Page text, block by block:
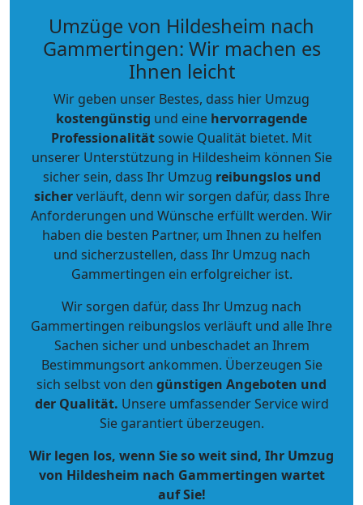
Umzüge von Hildesheim nach
Gammertingen: Wir machen es
Ihnen leicht
Wir geben unser Bestes, dass hier Umzug
kostengünstig und eine hervorragende
Professionalitätsowie Qualität bietet. Mit
unserer Unterstützung in Hildesheim können Sie
sicher sein, dass Ihr Umzug reibungslos und
sicherverläuft, denn wir sorgen dafür, dass Ihre
Anforderungen und Wünsche erfüllt werden. Wir
haben die besten Partner, um Ihnen zu helfen
und sicherzustellen, dass Ihr Umzug nach
Gammertingen ein erfolgreicher ist.
Wir sorgen dafür, dass Ihr Umzug nach
Gammertingen reibungslos verläuft und alle Ihre
Sachen sicher und unbeschadet an Ihrem
Bestimmungsort ankommen. Überzeugen Sie
sich selbst von den günstigen Angeboten und
der Qualität. Unsere umfassender Service wird
Sie garantiert überzeugen.
Wir legen los, wenn Sie so weit sind, Ihr Umzug
von Hildesheim nach Gammertingen wartet
auf Sie!